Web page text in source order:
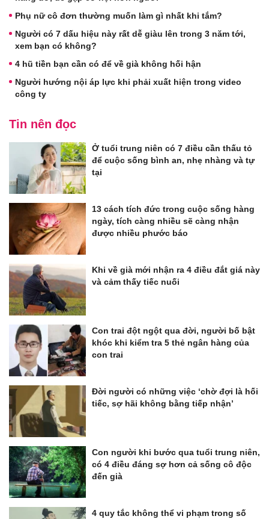
Phụ nữ cô đơn thường muốn làm gì nhất khi tắm?
Người có 7 dấu hiệu này rất dễ giàu lên trong 3 năm tới,
xem bạn có không?
4 hũ tiền bạn cần có để về già không hối hận
Người hướng nội áp lực khi phải xuất hiện trong video
công ty
Tin nên đọc
Ở tuổi trung niên có 7 điều cần thấu tỏ
để cuộc sống bình an, nhẹ nhàng và tự
tại
13 cách tích đức trong cuộc sống hàng
ngày, tích càng nhiều sẽ càng nhận
được nhiều phước báo
Khi về già mới nhận ra 4 điều đắt giá này
và cảm thấy tiếc nuối
Con trai đột ngột qua đời, người bố bật
khóc khi kiểm tra 5 thẻ ngân hàng của
con trai
Đời người có những việc ‘chờ đợi là hối
tiếc, sợ hãi không bằng tiếp nhận’
Con người khi bước qua tuổi trung niên,
có 4 điều đáng sợ hơn cả sống cô độc
đến già
4 quy tắc không thể vi phạm trong số